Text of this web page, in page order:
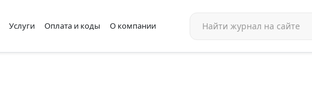
Услуги Оплата и коды О компании